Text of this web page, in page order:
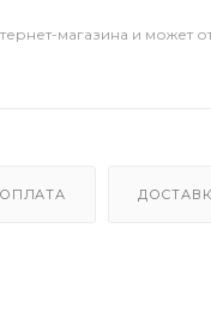
магазина и может
ОПЛАТА